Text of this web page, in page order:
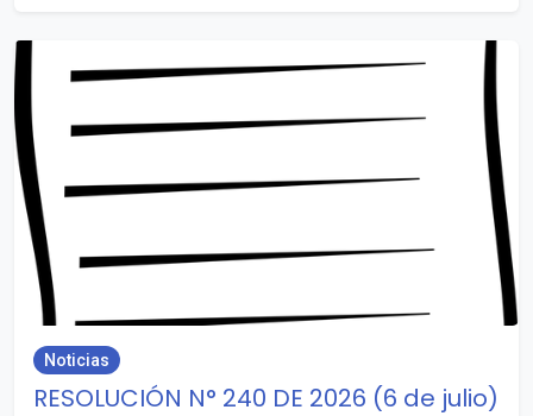
Noticias
RESOLUCIÓN N° 240 DE 2026 (6 de julio)